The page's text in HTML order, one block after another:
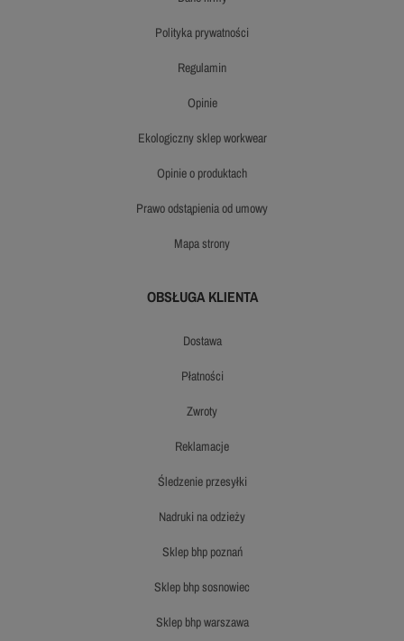
polityka prywatności
regulamin
opinie
ekologiczny sklep workwear
opinie o produktach
prawo odstąpienia od umowy
mapa strony
OBSŁUGA KLIENTA
dostawa
płatności
zwroty
reklamacje
śledzenie przesyłki
nadruki na odzieży
sklep bhp poznań
sklep bhp sosnowiec
sklep bhp warszawa